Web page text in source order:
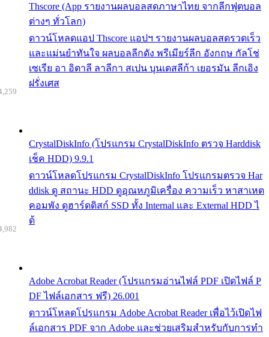
Thscore (App รายงานผลบอลสดภาษาไทย จากลีกฟุตบอล
ต่างๆ ทั่วโลก)
ดาวน์โหลดแอป Thscore แอปฯ รายงานผลบอลสดรวดเร็ว
และแม่นยำทันใจ ผลบอลลีกดัง พรีเมียร์ลีก อังกฤษ กัลโช่
เซเรีย อา อิตาลี ลาลีกา สเปน บุนเดสลีก้า เยอรมัน ลีกเอิง
ฝรั่งเศส
CrystalDiskInfo (โปรแกรม CrystalDiskInfo ตรวจ Harddisk
เช็ค HDD) 9.9.1
ดาวน์โหลดโปรแกรม CrystalDiskInfo โปรแกรมตรวจ Har
ddisk ดู สถานะ HDD ดูอุณหภูมิเครื่อง ความเร็ว หาสาเหต
คอมพัง ดูฮาร์ดดิสก์ SSD ทั้ง Internal และ External HDD ไ
ด้
Adobe Acrobat Reader (โปรแกรมอ่านไฟล์ PDF เปิดไฟล์ P
DF ไฟล์เอกสาร ฟรี) 26.001
ดาวน์โหลดโปรแกรม Adobe Acrobat Reader เพื่อไว้เปิดไฟ
ล์เอกสาร PDF จาก Adobe และช่วยเสริมสำหรับกับการทำ